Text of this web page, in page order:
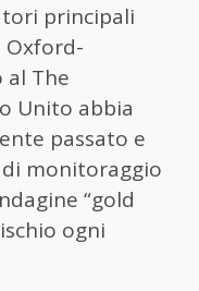
principali
Oxford-
al The
Unito abbia
passato e
monitoraggio
“gold
ogni